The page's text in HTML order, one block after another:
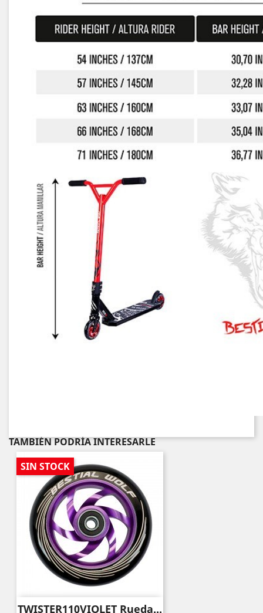
TAMBIÉN PODRÍA INTERESARLE
TWISTER110VIOLET Rueda...
SIN STOCK